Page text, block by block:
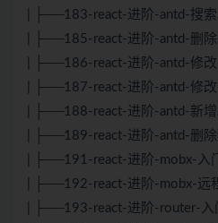
| ├──183-react-进阶-antd-搜
| ├──185-react-进阶-antd-删
| ├──186-react-进阶-antd-修
| ├──187-react-进阶-antd-修
| ├──188-react-进阶-antd-新
| ├──189-react-进阶-antd-删
| ├──191-react-进阶-mobx-入
| ├──192-react-进阶-mobx-远
| ├──193-react-进阶-router-入